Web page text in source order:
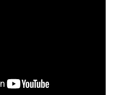
る場合がございます。
ちない事例もございます。